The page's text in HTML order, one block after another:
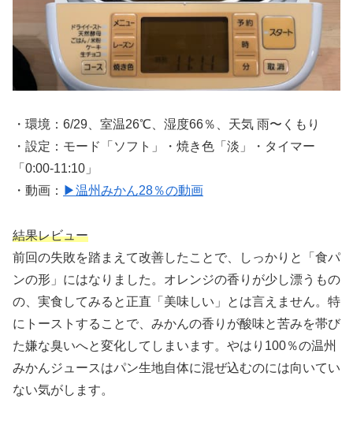
・環境：6/29、室温26℃、湿度66％、天気 雨〜くもり
・設定：モード「ソフト」・焼き色「淡」・タイマー
「0:00-11:10」
・動画： ▶温州みかん28％の動画
結果レビュー
前回の失敗を踏まえて改善したことで、しっかりと「食パ
ンの形」にはなりました。オレンジの香りが少し漂うもの
の、実食してみると正直「美味しい」とは言えません。特
にトーストすることで、みかんの香りが酸味と苦みを帯び
た嫌な臭いへと変化してしまいます。やはり100％の温州
みかんジュースはパン生地自体に混ぜ込むのには向いてい
ない気がします。